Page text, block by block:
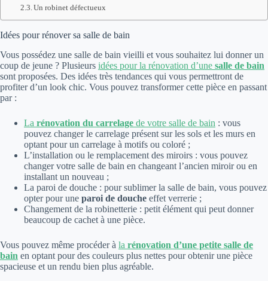
Un robinet défectueux
Idées pour rénover sa salle de bain
Vous possédez une salle de bain vieilli et vous souhaitez lui donner un
coup de jeune ? Plusieurs idées pour la rénovation d’une salle de bain
sont proposées. Des idées très tendances qui vous permettront de
profiter d’un look chic. Vous pouvez transformer cette pièce en passant
par :
La rénovation du carrelage de votre salle de bain : vous
pouvez changer le carrelage présent sur les sols et les murs en
optant pour un carrelage à motifs ou coloré ;
L’installation ou le remplacement des miroirs : vous pouvez
changer votre salle de bain en changeant l’ancien miroir ou en
installant un nouveau ;
La paroi de douche : pour sublimer la salle de bain, vous pouvez
opter pour une paroi de douche effet verrerie ;
Changement de la robinetterie : petit élément qui peut donner
beaucoup de cachet à une pièce.
Vous pouvez même procéder à la rénovation d’une petite salle de
bain en optant pour des couleurs plus nettes pour obtenir une pièce
spacieuse et un rendu bien plus agréable.